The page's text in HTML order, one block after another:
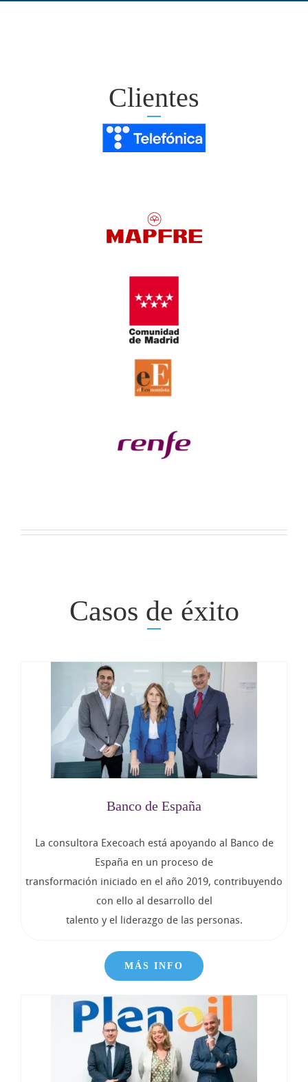
Clientes
Casos de éxito
Banco de España
La consultora Execoach está apoyando al Banco de
España en un proceso de
transformación iniciado en el año 2019, contribuyendo
con ello al desarrollo del
talento y el liderazgo de las personas.
MÁS INFO